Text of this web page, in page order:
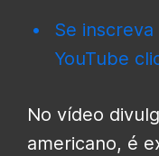
Se
YouTube
No vídeo
americano, é